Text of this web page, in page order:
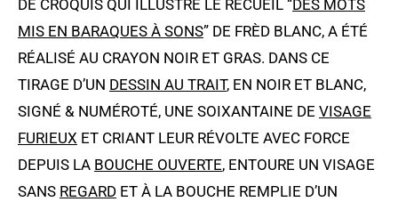
DE CROQUIS QUI ILLUSTRE LE RECUEIL “DES MOTS
MIS EN BARAQUES À SONS” DE FRÈD BLANC, A ÉTÉ
RÉALISÉ AU CRAYON NOIR ET GRAS. DANS CE
TIRAGE D’UN DESSIN AU TRAIT, EN NOIR ET BLANC,
SIGNÉ & NUMÉROTÉ, UNE SOIXANTAINE DE VISAGE
FURIEUX ET CRIANT LEUR RÉVOLTE AVEC FORCE
DEPUIS LA BOUCHE OUVERTE, ENTOURE UN VISAGE
SANS REGARD ET À LA BOUCHE REMPLIE D’UN